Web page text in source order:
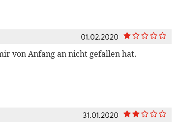
01.02.2020
von Anfang an nicht gefallen hat.
31.01.2020